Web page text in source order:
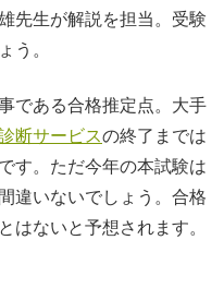
先生が解説を担当。受験
う。
である合格推定点。大手
断サービスの終了までは
す。ただ今年の本試験は
違いないでしょう。合格
はないと予想されます。